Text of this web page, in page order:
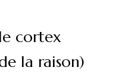
cortex
la raison)